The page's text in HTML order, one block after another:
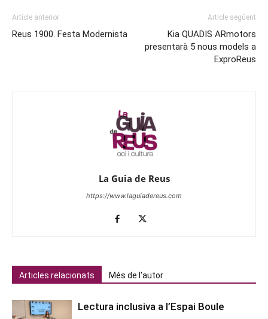
Article anterior
Reus 1900. Festa Modernista
Article següent
Kia QUADIS ARmotors
presentarà 5 nous models a
ExproReus
La Guia de Reus
https://www.laguiadereus.com
Articles relacionats Més de l'autor
Lectura inclusiva a l’Espai Boule